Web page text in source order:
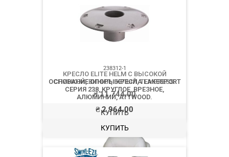
КРЕСЛО ELITE HELM С ВЫСОКОЙ
СПИНКОЙ, ВИНИЛ, БЕЛЫЙ, TEMPRESS.
₴11 744.00
КУПИТЬ